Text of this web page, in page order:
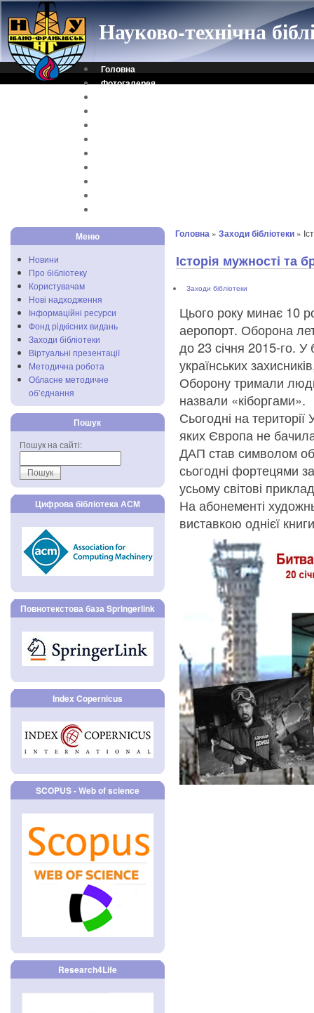
Науково-технічна
Головна
Фотогалерея
Меню
Новини
Про бібліотеку
Користувачам
Нові надходження
Інформаційні ресурси
Фонд рідкісних видань
Заходи бібліотеки
Віртуальні презентації
Методична робота
Обласне методичне
об’єднання
Пошук
Пошук на сайті:
Цифрова бібліотека АСМ
Повнотекстова база Springerlink
Index Copernicus
SCOPUS - Web of science
Research4Life
Головна » Заходи бібліотеки »
Історія мужності та
Заходи бібліотеки
Цього року минає 10
аеропорт. Оборона
до 23 січня 2015-го.
українських
Оборону тримали
назвали «кіборгами».
Сьогодні на
яких Європа не бачила
ДАП став символом
сьогодні фортецями
усьому світові
На абонементі
виставкою однієї